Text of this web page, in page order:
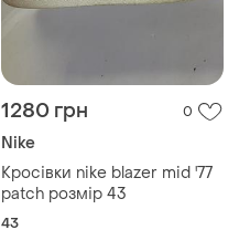
1280 грн 0
Nike
Кросівки nike blazer mid '77
patch розмір 43
43